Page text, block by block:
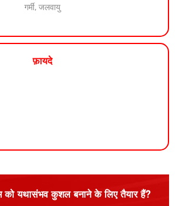
गर्मी, जलवायु
फ़ायदे
यथासंभव कुशल बनाने के लिए तैयार हैं?